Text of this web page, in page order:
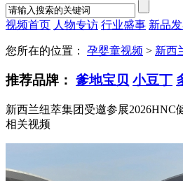
视频首页 人物专访 行业盛事 新品
您所在的位置： 孕婴童视频 > 新西
推荐品牌： 爹地宝贝 小豆丁
新西兰纽萃集团受邀参展2026HNC
相关视频